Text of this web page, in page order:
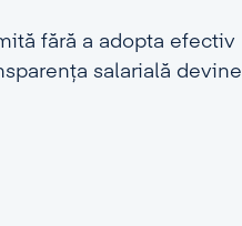
fără a adopta efectiv
salarială devine